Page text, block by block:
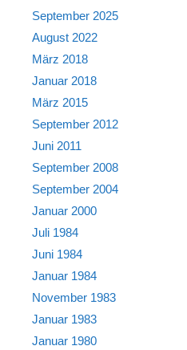
September 2025
August 2022
März 2018
Januar 2018
März 2015
September 2012
Juni 2011
September 2008
September 2004
Januar 2000
Juli 1984
Juni 1984
Januar 1984
November 1983
Januar 1983
Januar 1980